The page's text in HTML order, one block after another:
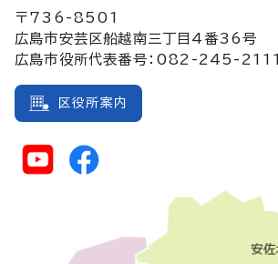
〒736-8501
広島市安芸区船越南三丁目4番36号
広島市役所代表番号：082-245-2111
区役所案内